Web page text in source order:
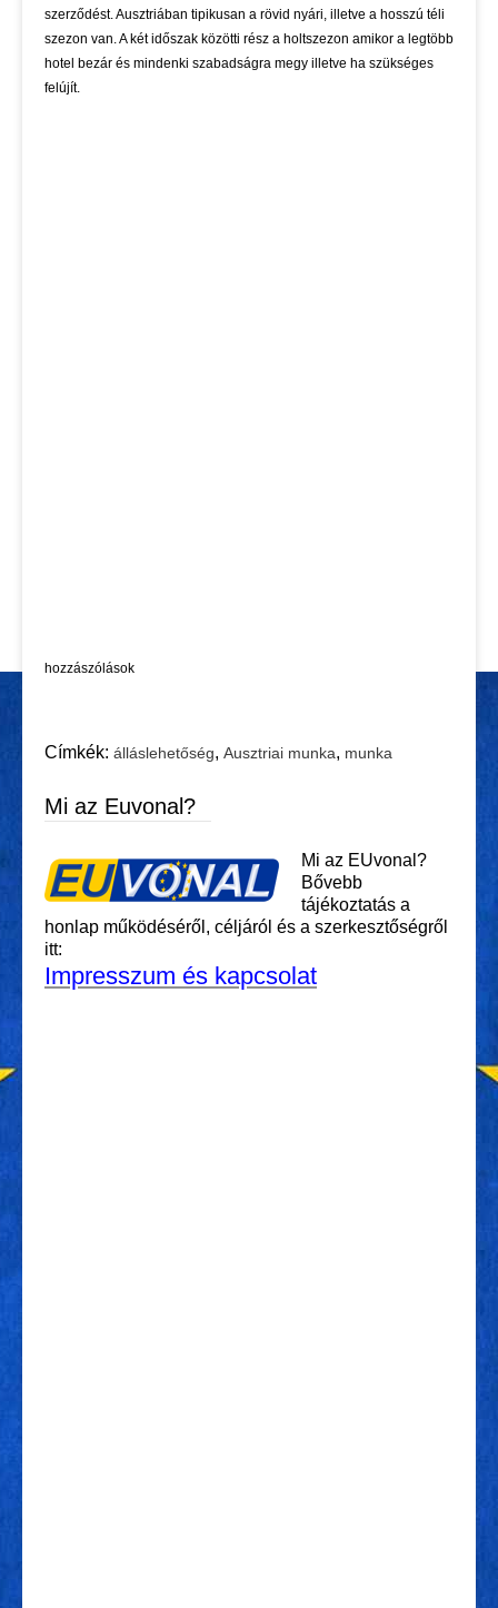
szerződést. Ausztriában tipikusan a rövid nyári, illetve a hosszú téli
szezon van. A két időszak közötti rész a holtszezon amikor a legtöbb
hotel bezár és mindenki szabadságra megy illetve ha szükséges
felújít.
hozzászólások
Címkék: álláslehetőség, Ausztriai munka, munka
Mi az Euvonal?
Mi az EUvonal?
Bővebb
tájékoztatás a
honlap működéséről, céljáról és a szerkesztőségről
itt:
Impresszum és kapcsolat